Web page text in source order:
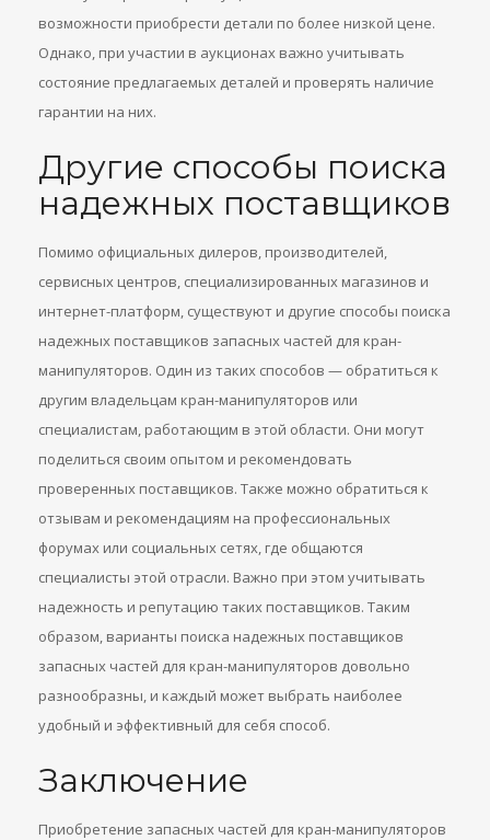
возможности приобрести детали по более низкой цене.
Однако, при участии в аукционах важно учитывать
состояние предлагаемых деталей и проверять наличие
гарантии на них.
Другие способы поиска
надежных поставщиков
Помимо официальных дилеров, производителей,
сервисных центров, специализированных магазинов и
интернет-платформ, существуют и другие способы поиска
надежных поставщиков запасных частей для кран-
манипуляторов. Один из таких способов — обратиться к
другим владельцам кран-манипуляторов или
специалистам, работающим в этой области. Они могут
поделиться своим опытом и рекомендовать
проверенных поставщиков. Также можно обратиться к
отзывам и рекомендациям на профессиональных
форумах или социальных сетях, где общаются
специалисты этой отрасли. Важно при этом учитывать
надежность и репутацию таких поставщиков. Таким
образом, варианты поиска надежных поставщиков
запасных частей для кран-манипуляторов довольно
разнообразны, и каждый может выбрать наиболее
удобный и эффективный для себя способ.
Заключение
Приобретение запасных частей для кран-манипуляторов